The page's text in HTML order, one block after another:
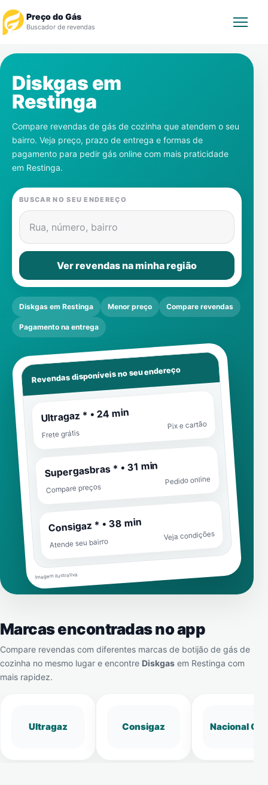
Preço do Gás
Buscador de revendas
Revendedor
Notícias
Cadastre-se
Gás
Contatos
Diskgas em
Restinga
Compare revendas de gás de cozinha que atendem o seu
bairro. Veja preço, prazo de entrega e formas de
pagamento para pedir gás online com mais praticidade
em Restinga.
BUSCAR NO SEU ENDEREÇO
Rua, número, bairro
Ver revendas na minha região
Diskgas em Restinga Menor preço Compare revendas
Pagamento na entrega
Revendas disponíveis no seu endereço
Ultragaz * • 24 min
Frete grátis
Pix e cartão
Supergasbras * • 31 min
Compare preços
Pedido online
Consigaz * • 38 min
Atende seu bairro
Veja condições
Imagem ilustrativa
Marcas encontradas no app
Compare revendas com diferentes marcas de botijão de gás de
cozinha no mesmo lugar e encontre Diskgas em Restinga com
mais rapidez.
Ultragaz Consigaz Nacional Gás